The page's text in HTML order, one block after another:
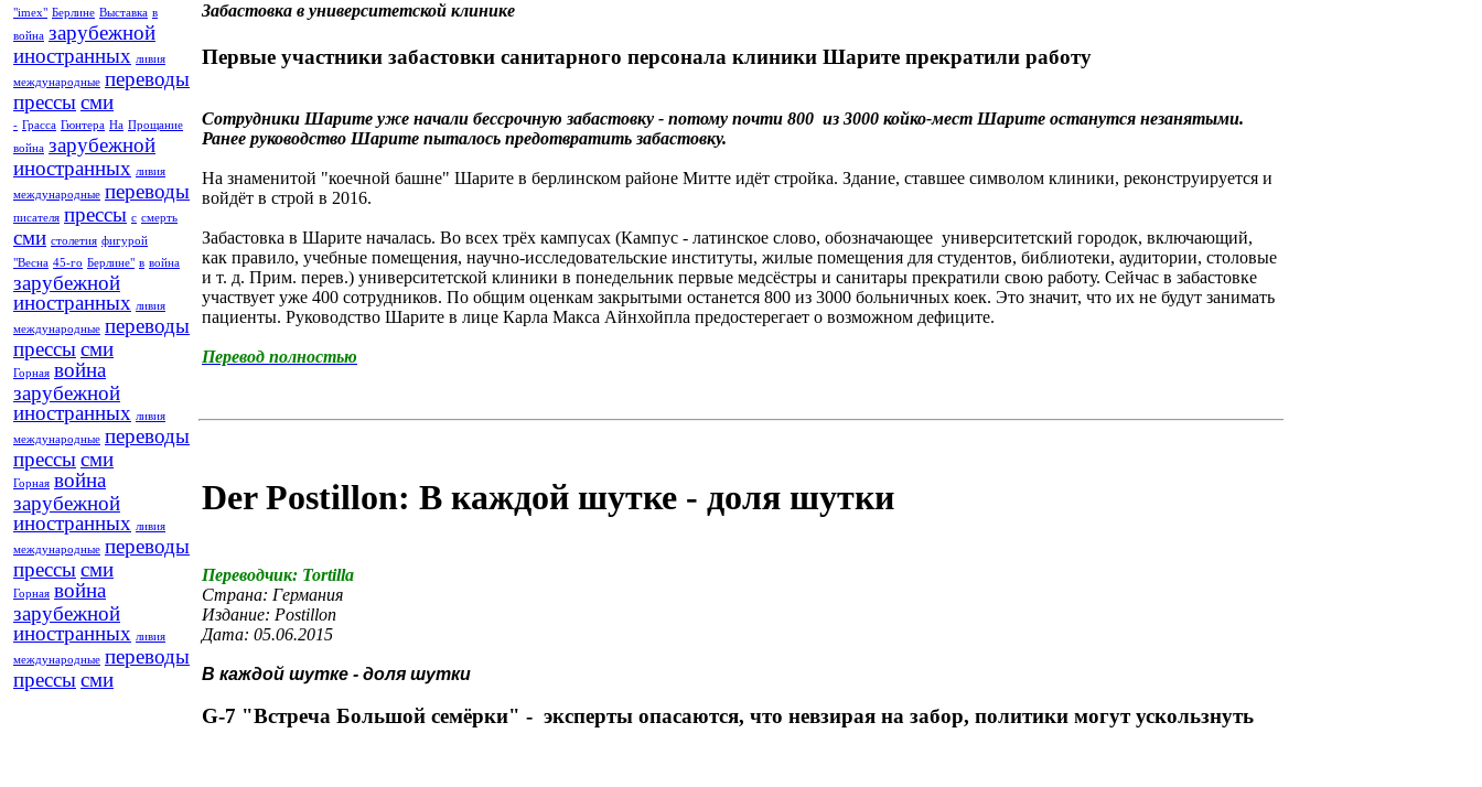
"imex" Берлине Выставка в
война зарубежной
иностранных ливия
международные переводы
прессысми
- Грасса Гюнтера На Прощание
война зарубежной
иностранных ливия
международные переводы
писателя прессы с смерть
сми столетия фигурой
"Весна 45-го Берлине" в война
зарубежной
иностранных ливия
международные переводы
прессысми
Горная война
зарубежной
иностранных ливия
международные переводы
прессысми
Горная война
зарубежной
иностранных ливия
международные переводы
прессысми
Горная война
зарубежной
иностранных ливия
международные переводы
прессысми
Забастовка в университетской клинике
Первые участники забастовки санитарного персонала клиники Шарите прекратили работу
Сотрудники Шарите уже начали бессрочную забастовку - потому почти 800 из 3000 койко-мест Шарите останутся незанятыми.
Ранее руководство Шарите пыталось предотвратить забастовку.
На знаменитой "коечной башне" Шарите в берлинском районе Митте идёт стройка. Здание, ставшее символом клиники, реконструируется и
войдёт в строй в 2016.
Забастовка в Шарите началась. Во всех трёх кампусах (Кампус - латинское слово, обозначающее университетский городок, включающий,
как правило, учебные помещения, научно-исследовательские институты, жилые помещения для студентов, библиотеки, аудитории, столовые
и т. д. Прим. перев.) университетской клиники в понедельник первые медсёстры и санитары прекратили свою работу. Сейчас в забастовке
участвует уже 400 сотрудников. По общим оценкам закрытыми останется 800 из 3000 больничных коек. Это значит, что их не будут занимать
пациенты. Руководство Шарите в лице Карла Макса Айнхойпла предостерегает о возможном дефиците.
Перевод полностью
Der Postillon: В каждой шутке - доля шутки
Переводчик: Tortilla
Страна: Германия
Издание: Postillon
Дата: 05.06.2015
В каждой шутке - доля шутки
G-7 "Встреча Большой семёрки" - эксперты опасаются, что невзирая на забор, политики могут ускользнуть